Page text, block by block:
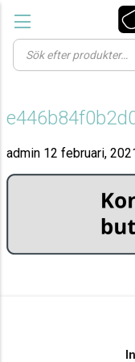
Products
search
admin 12 februari,